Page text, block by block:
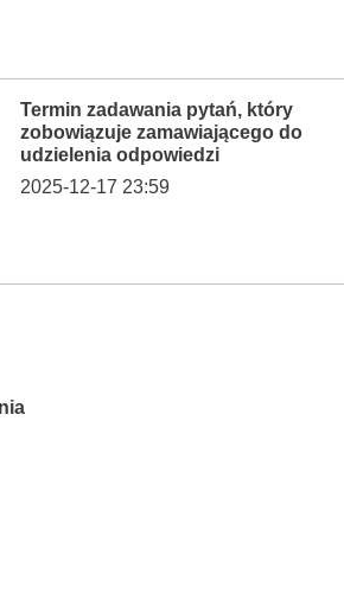
Termin zadawania pytań, który
zobowiązuje zamawiającego do
udzielenia odpowiedzi
2025-12-17 23:59